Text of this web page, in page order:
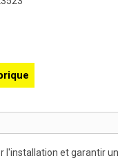
l'installation et garantir